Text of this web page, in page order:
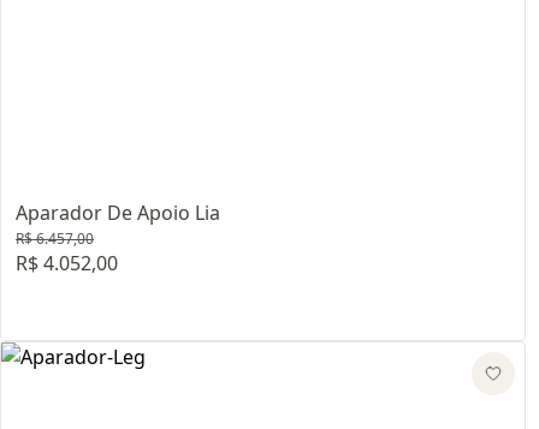
Aparador De Apoio Lia
R$ 6.457,00
R$ 4.052,00